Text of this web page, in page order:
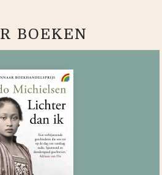
BOEKEN